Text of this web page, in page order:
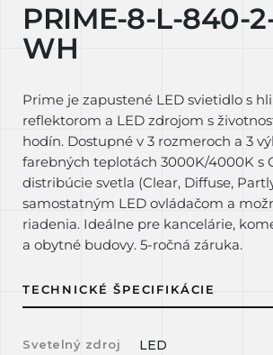
PRIME-8-L-840-
WH
Prime je zapustené LED svietidlo s
reflektorom a LED zdrojom s
hodín. Dostupné v 3 rozmeroch a 3
farebných teplotách 3000K/4000K s
distribúcie svetla (Clear, Diffuse,
samostatným LED ovládačom a
riadenia. Ideálne pre kancelárie,
a obytné budovy. 5-ročná záruka.
TECHNICKÉ ŠPECIFIKÁCIE
Svetelný zdroj LED